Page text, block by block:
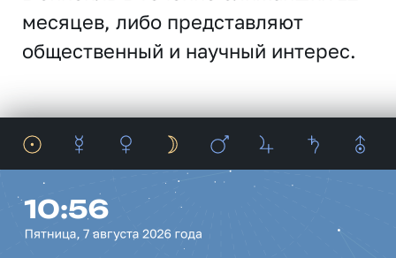
месяцев, либо представляют
общественный и научный интерес.